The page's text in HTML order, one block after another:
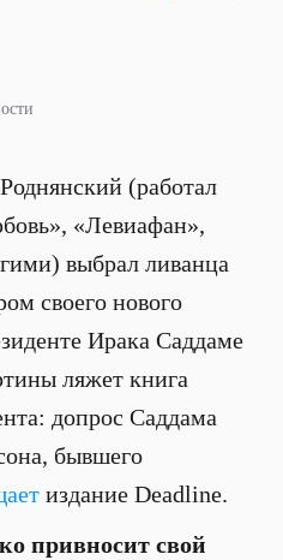
(работал
«Левиафан»,
выбрал ливанца
своего нового
Ирака Саддаме
ляжет книга
допрос Саддама
бывшего
издание Deadline.
привносит свой